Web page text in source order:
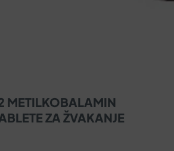
METILKOBALAMIN
ZA ŽVAKANJE